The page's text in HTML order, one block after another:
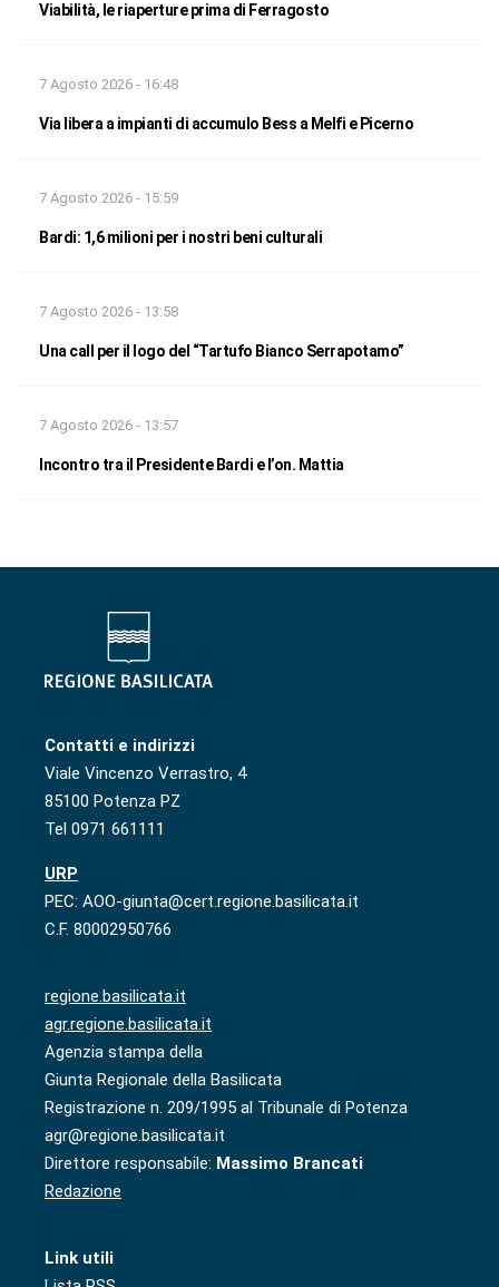
Viabilità, le riaperture prima di Ferragosto
7 Agosto 2026 - 16:48
Via libera a impianti di accumulo Bess a Melfi e Picerno
7 Agosto 2026 - 15:59
Bardi: 1,6 milioni per i nostri beni culturali
7 Agosto 2026 - 13:58
Una call per il logo del “Tartufo Bianco Serrapotamo”
7 Agosto 2026 - 13:57
Incontro tra il Presidente Bardi e l’on. Mattia
Contatti e indirizzi
Viale Vincenzo Verrastro, 4
85100 Potenza PZ
Tel 0971 661111
URP
PEC: AOO-giunta@cert.regione.basilicata.it
C.F. 80002950766
regione.basilicata.it
agr.regione.basilicata.it
Agenzia stampa della
Giunta Regionale della Basilicata
Registrazione n. 209/1995 al Tribunale di Potenza
agr@regione.basilicata.it
Direttore responsabile: Massimo Brancati
Redazione
Link utili